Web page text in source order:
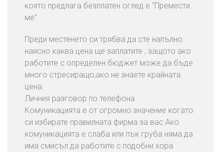
която предлага безплатен оглед е “Премести
ме”
Преди местенето си трябва да сте напълно
наясно каква цена ще заплатите , защото ако
работите с определен бюджет може да бъде
много стресиращо,ако не знаете крайната
цена.
Личния разговор по телефона
Комуникацията е от огромно значение когато
си избирате правилната фирма за вас.Ако
комуникацията е слаба или пък груба няма да
има смисъл да работите с подобни хора